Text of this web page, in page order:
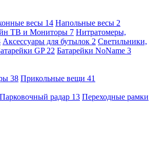
весы 14 Напольные весы 2
ТВ и Мониторы 7 Нитратомеры,
Аксессуары для бутылок 2 Светильники,
GP 22 Батарейки NoName 3
38 Прикольные вещи 41
Парковочный радар 13 Переходные рамки